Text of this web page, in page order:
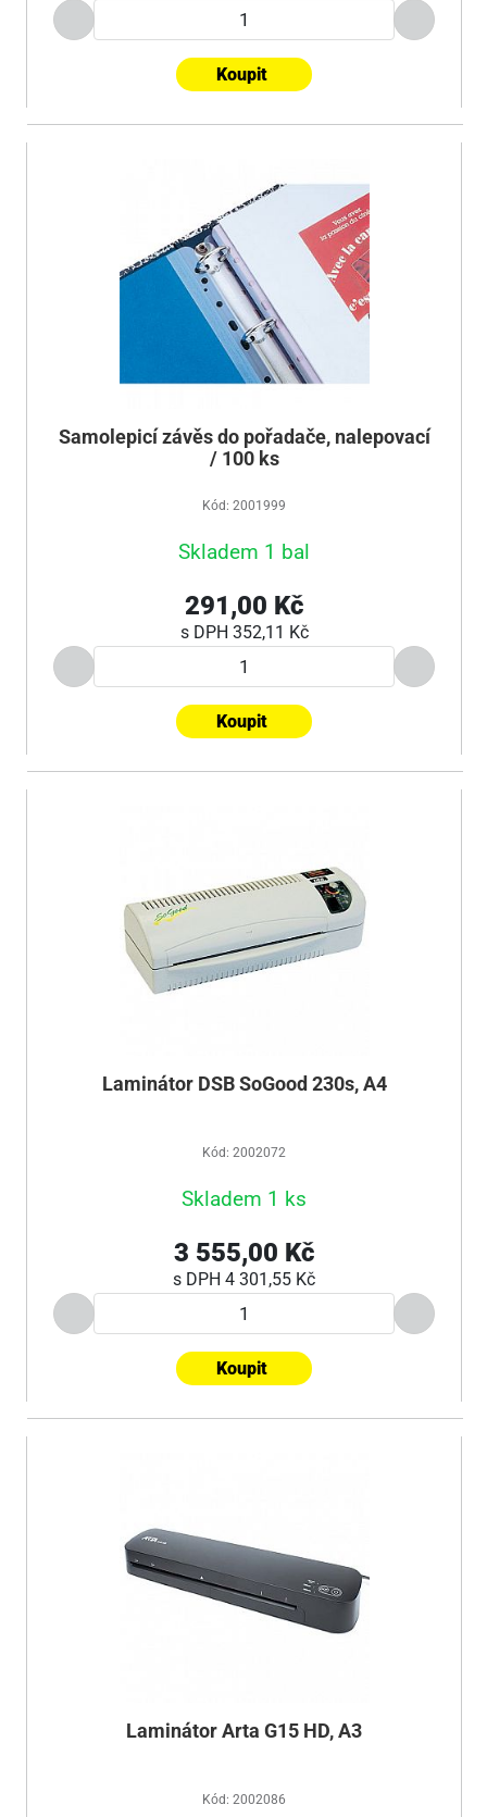
Koupit
Samolepicí závěs do pořadače, nalepovací
/ 100 ks
Kód: 2001999
Skladem 1 bal
291,00 Kč
s DPH 352,11 Kč
Koupit
Laminátor DSB SoGood 230s, A4
Kód: 2002072
Skladem 1 ks
3 555,00 Kč
s DPH 4 301,55 Kč
Koupit
Laminátor Arta G15 HD, A3
Kód: 2002086